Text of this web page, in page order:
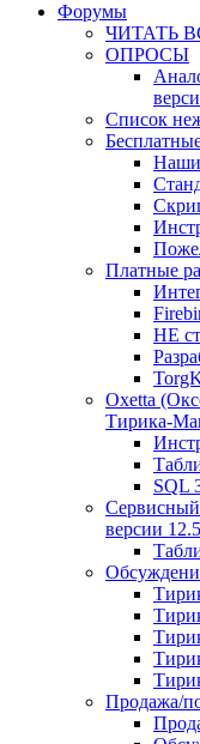
Форумы
ЧИТАТЬ
ОПРОСЫ
Список
Наши
Платные
НЕ
Oxetta
Тирика-
SQL
версии 12.5
Продажа/